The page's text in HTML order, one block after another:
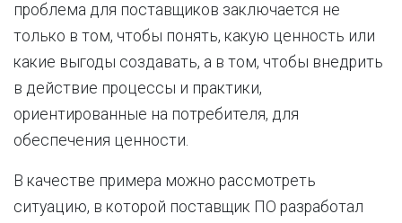
проблема для поставщиков заключается не
только в том, чтобы понять, какую ценность или
какие выгоды создавать, а в том, чтобы внедрить
в действие процессы и практики,
ориентированные на потребителя, для
обеспечения ценности.
В качестве примера можно рассмотреть
ситуацию, в которой поставщик ПО разработал